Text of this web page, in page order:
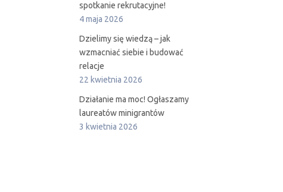
spotkanie rekrutacyjne!
4 maja 2026
Dzielimy się wiedzą – jak
wzmacniać siebie i budować
relacje
22 kwietnia 2026
Działanie ma moc! Ogłaszamy
laureatów minigrantów
3 kwietnia 2026